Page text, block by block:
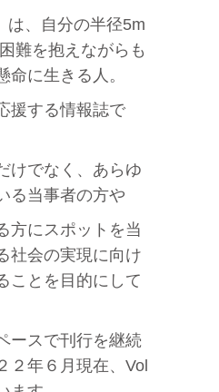
は、自分の半径5m
難を抱えながらも
命に生きる人。
援する情報誌で
けでなく、あらゆ
る当事者の方や
方にスポットを当
社会の実現に向け
ことを目的にして
ースで刊行を継続
２年６月現在、Vol